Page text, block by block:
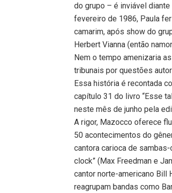
do grupo – é inviável
fevereiro de 1986, Paula
camarim, após show do
Herbert Vianna (então
Nem o tempo amenizaria
tribunais por questões
Essa história é recontada
capítulo 31 do livro “Esse
neste mês de junho pela
A rigor, Mazocco oferece
50 acontecimentos do
cantora carioca de
clock” (Max Freedman e
cantor norte-americano Bill
reagrupam bandas como